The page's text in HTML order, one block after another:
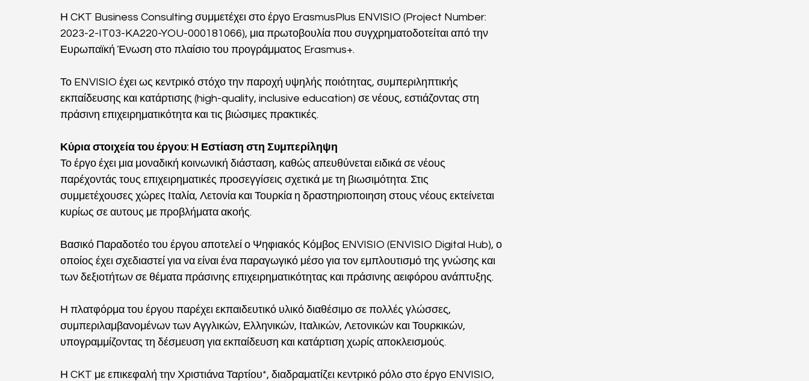
Η CKT Business Consulting συμμετέχει στο έργο ErasmusPlus ENVISIO (Project Number:
2023-2-IT03-KA220-YOU-000181066), μια πρωτοβουλία που συγχρηματοδοτείται από την
Ευρωπαϊκή Ένωση στο πλαίσιο του προγράμματος Erasmus+.
Το ENVISIO έχει ως κεντρικό στόχο την παροχή υψηλής ποιότητας, συμπεριληπτικής
εκπαίδευσης και κατάρτισης (high-quality, inclusive education) σε νέους, εστιάζοντας στη
πράσινη επιχειρηματικότητα και τις βιώσιμες πρακτικές.
Κύρια στοιχεία του έργου: Η Εστίαση στη Συμπερίληψη
Το έργο έχει μια μοναδική κοινωνική διάσταση, καθώς απευθύνεται ειδικά σε νέους
παρέχοντάς τους επιχειρηματικές προσεγγίσεις σχετικά με τη βιωσιμότητα. Στις
συμμετέχουσες χώρες Ιταλία, Λετονία και Τουρκία η δραστηριοποιηση στους νέους εκτείνεται
κυρίως σε αυτους με προβλήματα ακοής.
Βασικό Παραδοτέο του έργου αποτελεί ο Ψηφιακός Κόμβος ENVISIO (ENVISIO Digital Hub), ο
οποίος έχει σχεδιαστεί για να είναι ένα παραγωγικό μέσο για τον εμπλουτισμό της γνώσης και
των δεξιοτήτων σε θέματα πράσινης επιχειρηματικότητας και πράσινης αειφόρου ανάπτυξης.
Η πλατφόρμα του έργου παρέχει εκπαιδευτικό υλικό διαθέσιμο σε πολλές γλώσσες,
συμπεριλαμβανομένων των Αγγλικών, Ελληνικών, Ιταλικών, Λετονικών και Τουρκικών,
υπογραμμίζοντας τη δέσμευση για εκπαίδευση και κατάρτιση χωρίς αποκλεισμούς.
Η CKT με επικεφαλή την Χριστιάνα Ταρτίου*, διαδραματίζει κεντρικό ρόλο στο έργο ENVISIO,